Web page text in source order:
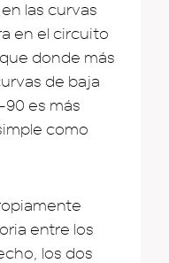
las curvas
en el circuito
donde más
de baja
90 es más
como
entre los
los dos